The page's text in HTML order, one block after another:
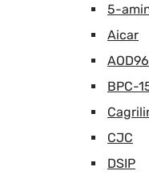
5-
Aicar
BPC-
CJC
DSIP